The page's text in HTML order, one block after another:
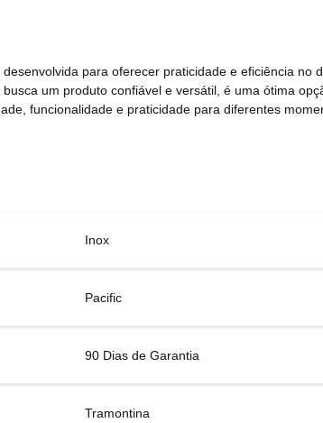
desenvolvida para oferecer praticidade e eficiência no
um produto confiável e versátil, é uma ótima
funcionalidade e praticidade para diferentes
Inox
Pacific
90 Dias de Garantia
Tramontina